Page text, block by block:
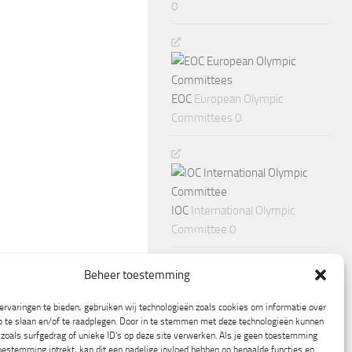
Beheer toestemming
te bieden, gebruiken wij technologieën zoals cookies om informatie over
te slaan en/of te raadplegen. Door in te stemmen met deze technologieën kunnen
surfgedrag of unieke ID's op deze site verwerken. Als je geen toestemming
intrekt, kan dit een nadelige invloed hebben op bepaalde functies en
0
EOC European Olympic
Committees 0
IOC International Olympic
Committee 0